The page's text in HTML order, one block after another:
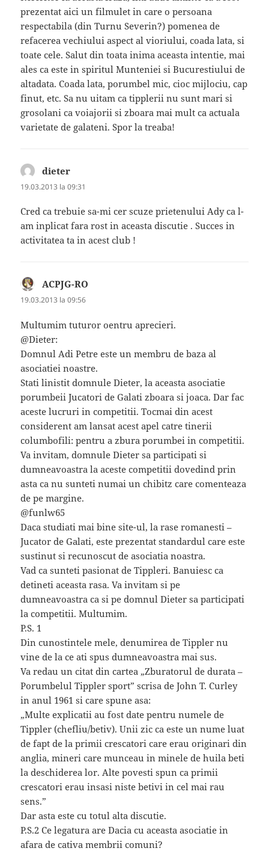
prezentat aici un filmulet in care o persoana
respectabila (din Turnu Severin?) pomenea de
refacerea vechiului aspect al vioriului, coada lata, si
toate cele. Salut din toata inima aceasta intentie, mai
ales ca este in spiritul Munteniei si Bucurestiului de
altadata. Coada lata, porumbel mic, cioc mijlociu, cap
finut, etc. Sa nu uitam ca tipplerii nu sunt mari si
grosolani ca voiajorii si zboara mai mult ca actuala
varietate de galateni. Spor la treaba!
dieter
19.03.2013 la 09:31
Cred ca trebuie sa-mi cer scuze prietenului Ady ca l-
am inplicat fara rost in aceasta discutie . Succes in
activitatea ta in acest club !
ACPJG-RO
19.03.2013 la 09:56
Multumim tuturor oentru aprecieri.
@Dieter:
Domnul Adi Petre este un membru de baza al
asociatiei noastre.
Stati linistit domnule Dieter, la aceasta asociatie
porumbeii Jucatori de Galati zboara si joaca. Dar fac
aceste lucruri in competitii. Tocmai din acest
considerent am lansat acest apel catre tinerii
columbofili: pentru a zbura porumbei in competitii.
Va invitam, domnule Dieter sa participati si
dumneavoastra la aceste competitii dovedind prin
asta ca nu sunteti numai un chibitz care comenteaza
de pe margine.
@funlw65
Daca studiati mai bine site-ul, la rase romanesti –
Jucator de Galati, este prezentat standardul care este
sustinut si recunoscut de asociatia noastra.
Vad ca sunteti pasionat de Tippleri. Banuiesc ca
detineti aceasta rasa. Va invitam si pe
dumneavoastra ca si pe domnul Dieter sa participati
la competitii. Multumim.
P.S. 1
Din cunostintele mele, denumirea de Tippler nu
vine de la ce ati spus dumneavoastra mai sus.
Va redau un citat din cartea „Zburatorul de durata –
Porumbelul Tippler sport” scrisa de John T. Curley
in anul 1961 si care spune asa:
„Multe explicatii au fost date pentru numele de
Tippler (chefliu/betiv). Unii zic ca este un nume luat
de fapt de la primii crescatori care erau originari din
anglia, mineri care munceau in minele de huila beti
la deschiderea lor. Alte povesti spun ca primii
crescatori erau insasi niste betivi in cel mai rau
sens.”
Dar asta este cu totul alta discutie.
P.S.2 Ce legatura are Dacia cu aceasta asociatie in
afara de cativa membrii comuni?